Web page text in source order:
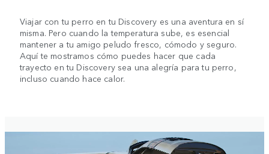
Viajar con tu perro en tu Discovery es una aventura en sí
misma. Pero cuando la temperatura sube, es esencial
mantener a tu amigo peludo fresco, cómodo y seguro.
Aquí te mostramos cómo puedes hacer que cada
trayecto en tu Discovery sea una alegría para tu perro,
incluso cuando hace calor.